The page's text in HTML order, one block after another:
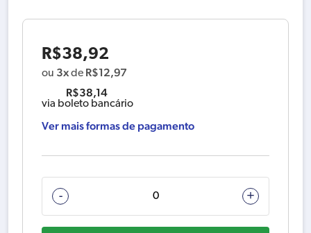
R$38,92
ou 3xde R$12,97
R$38,14
via boleto bancário
Ver mais formas de pagamento
-
318941-
CAIXA
+